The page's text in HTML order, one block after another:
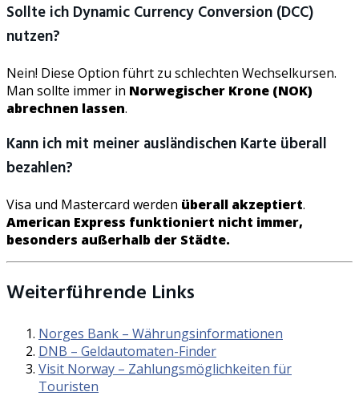
Sollte ich Dynamic Currency Conversion (DCC)
nutzen?
Nein! Diese Option führt zu schlechten Wechselkursen.
Man sollte immer in Norwegischer Krone (NOK)
abrechnen lassen.
Kann ich mit meiner ausländischen Karte überall
bezahlen?
Visa und Mastercard werden überall akzeptiert.
American Express funktioniert nicht immer,
besonders außerhalb der Städte.
Weiterführende Links
Norges Bank – Währungsinformationen
DNB – Geldautomaten-Finder
Visit Norway – Zahlungsmöglichkeiten für
Touristen